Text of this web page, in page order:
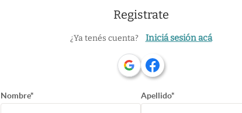
Registrate
¿Ya tenés cuenta? Iniciá sesión acá
Nombre* Apellido*